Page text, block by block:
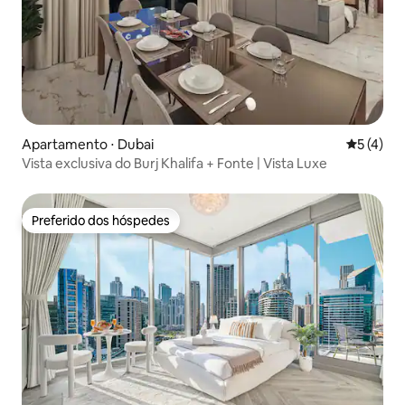
Apartamento ⋅ Dubai 5 de
5 (4)
Vista exclusiva do Burj Khalifa + Fonte | Vista Luxe
Preferido dos hóspedes
Preferido dos hóspedes